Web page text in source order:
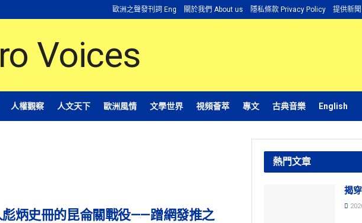
歐洲之聲發刊詞 Eng 關於我們 About us 隱私條款 Privacy Policy 提供新
人權觀察 人文天下 歐洲風情 文學世界 視頻薈萃 專文 古典音樂 English
彪炳史冊的昆侖關戰役——蹭網發推之
熱門文章
揭